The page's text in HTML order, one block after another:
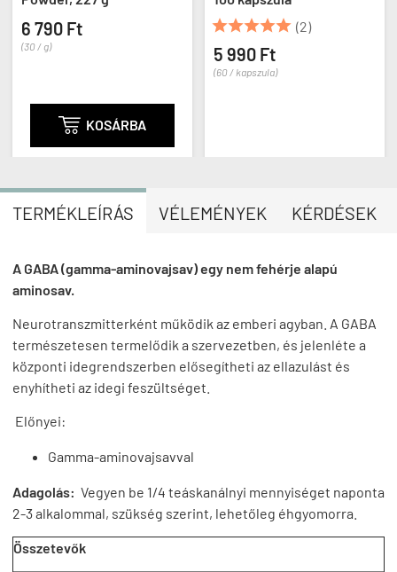
6 790 Ft
(30 / g)
 KOSÁRBA
 (2)
5 990 Ft
(60 / kapszula)
TERMÉKLEÍRÁS VÉLEMÉNYEK KÉRDÉSEK
A GABA (gamma-aminovajsav) egy nem fehérje alapú
aminosav.
Neurotranszmitterként működik az emberi agyban. A GABA
természetesen termelődik a szervezetben, és jelenléte a
központi idegrendszerben elősegítheti az ellazulást és
enyhítheti az idegi feszültséget.
Előnyei:
Gamma-aminovajsavval
Adagolás: Vegyen be 1/4 teáskanálnyi mennyiséget naponta
2-3 alkalommal, szükség szerint, lehetőleg éhgyomorra.
Összetevők